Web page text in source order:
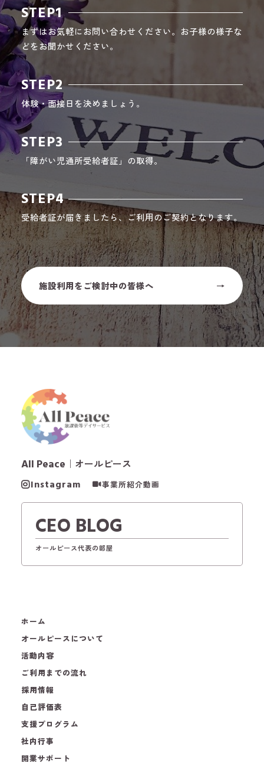
STEP1
まずはお気軽にお問い合わせください。お子様の様子な
どをお聞かせください。
STEP2
体験・面接日を決めましょう。
STEP3
「障がい児通所受給者証」の取得。
STEP4
受給者証が届きましたら、ご利用のご契約となります。
施設利用をご検討中の皆様へ
All Peace ｜オールピース
Instagram 事業所紹介動画
CEO BLOG
オールピース代表の部屋
ホーム
オールピースについて
活動内容
ご利用までの流れ
採用情報
自己評価表
支援プログラム
社内行事
開業サポート